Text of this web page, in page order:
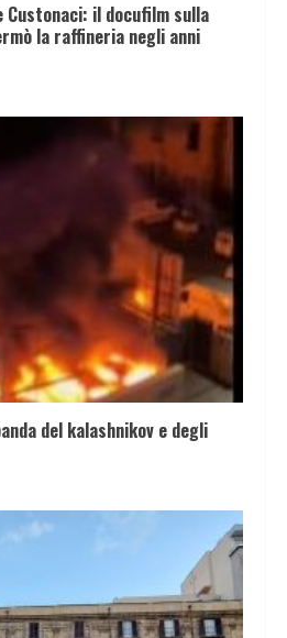
Custonaci: il docufilm sulla
la raffineria negli anni
del kalashnikov e degli